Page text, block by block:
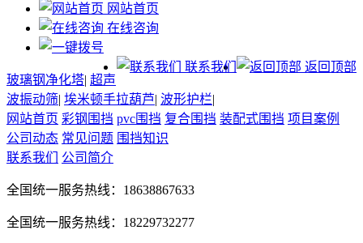
网站首页
在线咨询
返回顶部
联系我们
玻璃钢净化塔| 超声
波振动筛| 埃米顿手拉葫芦| 波形护栏|
网站首页 彩钢围挡 pvc围挡 复合围挡 装配式围挡 项目案例
公司动态 常见问题 围挡知识
联系我们
公司简介
全国统一服务热线：18638867633
全国统一服务热线：18229732277